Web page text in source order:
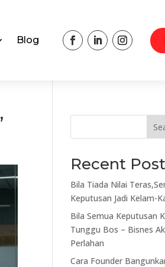
Blog
Recent
Bila Tiada Nilai
Keputusan Jadi Kelam-
Bila Semua Keputusan
Tunggu Bos – Bisnes
Perlahan
Cara Founder